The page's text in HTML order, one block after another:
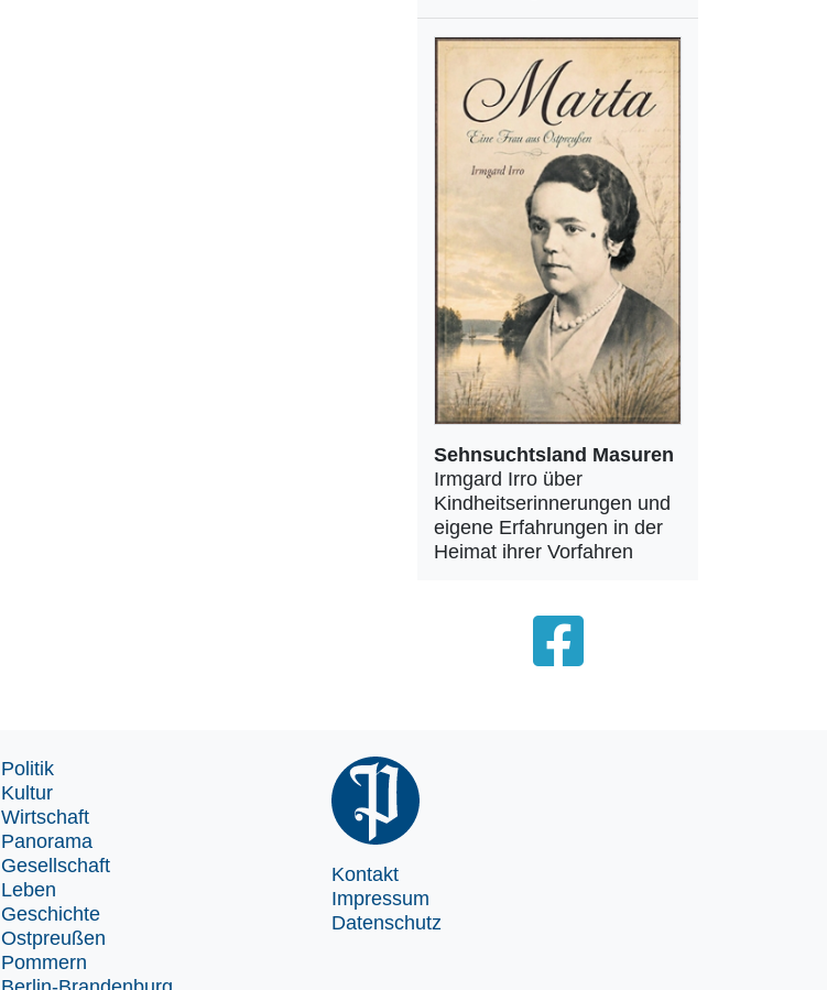
Sehnsuchtsland Masuren
Irmgard Irro über
Kindheitserinnerungen und
eigene Erfahrungen in der
Heimat ihrer Vorfahren
Politik
Kultur
Wirtschaft
Panorama
Gesellschaft
Leben
Geschichte
Ostpreußen
Pommern
Kontakt
Impressum
Datenschutz